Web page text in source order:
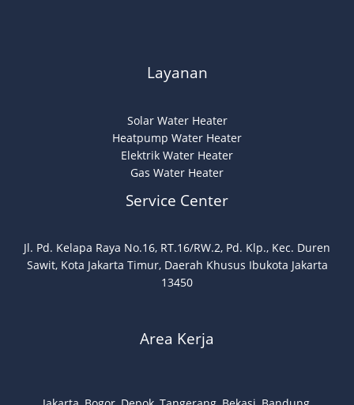
Layanan
Solar Water Heater
Heatpump Water Heater
Elektrik Water Heater
Gas Water Heater
Service Center
Jl. Pd. Kelapa Raya No.16, RT.16/RW.2, Pd. Klp., Kec. Duren
Sawit, Kota Jakarta Timur, Daerah Khusus Ibukota Jakarta
13450
Area Kerja